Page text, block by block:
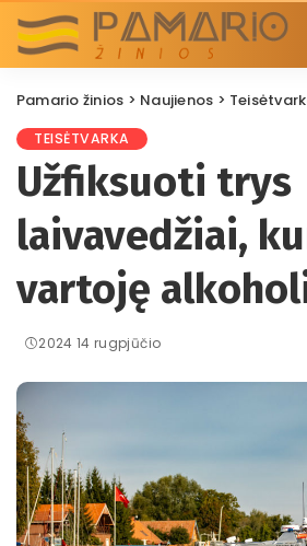
Pamario žinios > Naujienos >
TEISĖTVARKA
Užfiksuoti trys
laivavedžiai,
vartoję
2024 14 rugpjūčio